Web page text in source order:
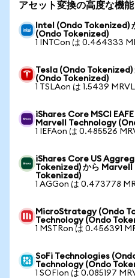
アセット変換の高度な機能
Intel (Ondo Tokenized)
(Ondo Tokenized)
1 INTCon は 0.464333
Tesla (Ondo
(Ondo Tokenized)
1 TSLAon は 1.5439
iShares Core MSCI
Marvell Technology
1 IEFAon は 0.485526
iShares Core US
Tokenized) から
Tokenized)
1 AGGon は 0.473778
MicroStrategy (Ondo
Technology (Ondo
1 MSTRon は 0.456391
SoFi Technologies
Technology (Ondo
1 SOFIon は 0.085197